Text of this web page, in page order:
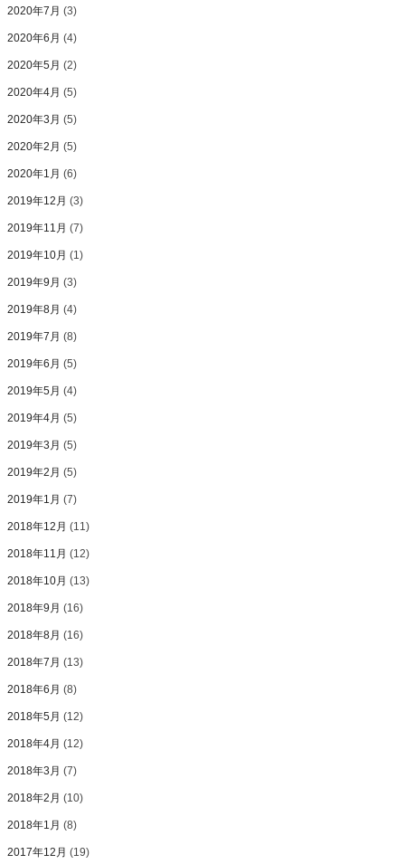
2020年7月 (3)
2020年6月 (4)
2020年5月 (2)
2020年4月 (5)
2020年3月 (5)
2020年2月 (5)
2020年1月 (6)
2019年12月 (3)
2019年11月 (7)
2019年10月 (1)
2019年9月 (3)
2019年8月 (4)
2019年7月 (8)
2019年6月 (5)
2019年5月 (4)
2019年4月 (5)
2019年3月 (5)
2019年2月 (5)
2019年1月 (7)
2018年12月 (11)
2018年11月 (12)
2018年10月 (13)
2018年9月 (16)
2018年8月 (16)
2018年7月 (13)
2018年6月 (8)
2018年5月 (12)
2018年4月 (12)
2018年3月 (7)
2018年2月 (10)
2018年1月 (8)
2017年12月 (19)